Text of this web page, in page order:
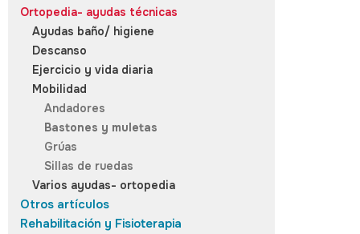
Ortopedia- ayudas técnicas
Ayudas baño/ higiene
Descanso
Ejercicio y vida diaria
Mobilidad
Andadores
Bastones y muletas
Grúas
Sillas de ruedas
Varios ayudas- ortopedia
Otros artículos
Rehabilitación y Fisioterapia